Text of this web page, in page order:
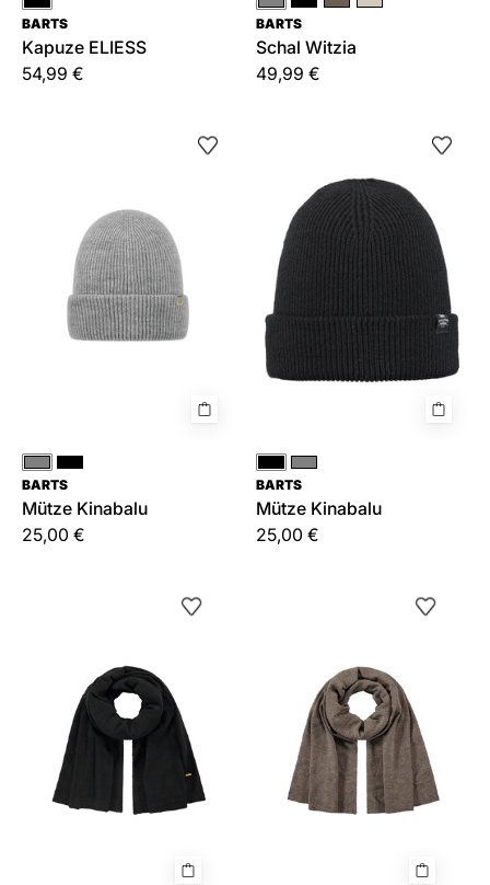
Schwarz
BARTS
Kapuze ELIESS
54,99 €
GrauSchwarz
BARTS
Mütze Kinabalu
25,00 €
Schwarz
Grau
BARTS
Mütze Kinabalu
25,00 €
GrauSchwarzBraun|Beige
Creme
BARTS
Schal Witzia
49,99 €